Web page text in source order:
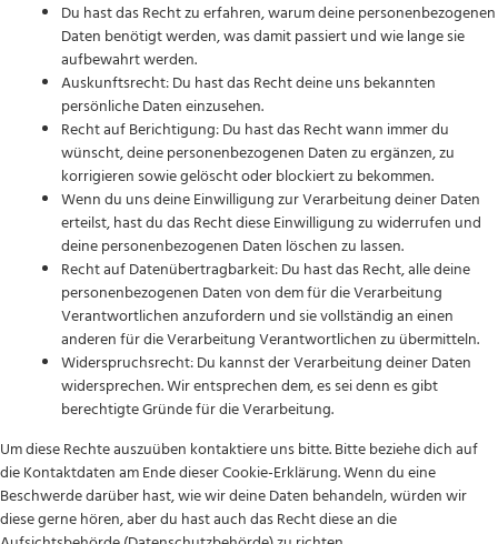
Du hast das Recht zu erfahren, warum deine personenbezogenen
Daten benötigt werden, was damit passiert und wie lange sie
aufbewahrt werden.
Auskunftsrecht: Du hast das Recht deine uns bekannten
persönliche Daten einzusehen.
Recht auf Berichtigung: Du hast das Recht wann immer du
wünscht, deine personenbezogenen Daten zu ergänzen, zu
korrigieren sowie gelöscht oder blockiert zu bekommen.
Wenn du uns deine Einwilligung zur Verarbeitung deiner Daten
erteilst, hast du das Recht diese Einwilligung zu widerrufen und
deine personenbezogenen Daten löschen zu lassen.
Recht auf Datenübertragbarkeit: Du hast das Recht, alle deine
personenbezogenen Daten von dem für die Verarbeitung
Verantwortlichen anzufordern und sie vollständig an einen
anderen für die Verarbeitung Verantwortlichen zu übermitteln.
Widerspruchsrecht: Du kannst der Verarbeitung deiner Daten
widersprechen. Wir entsprechen dem, es sei denn es gibt
berechtigte Gründe für die Verarbeitung.
Um diese Rechte auszuüben kontaktiere uns bitte. Bitte beziehe dich auf
die Kontaktdaten am Ende dieser Cookie-Erklärung. Wenn du eine
Beschwerde darüber hast, wie wir deine Daten behandeln, würden wir
diese gerne hören, aber du hast auch das Recht diese an die